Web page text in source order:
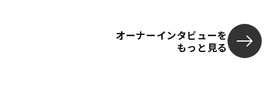
オーナーインタビューを
もっと見る